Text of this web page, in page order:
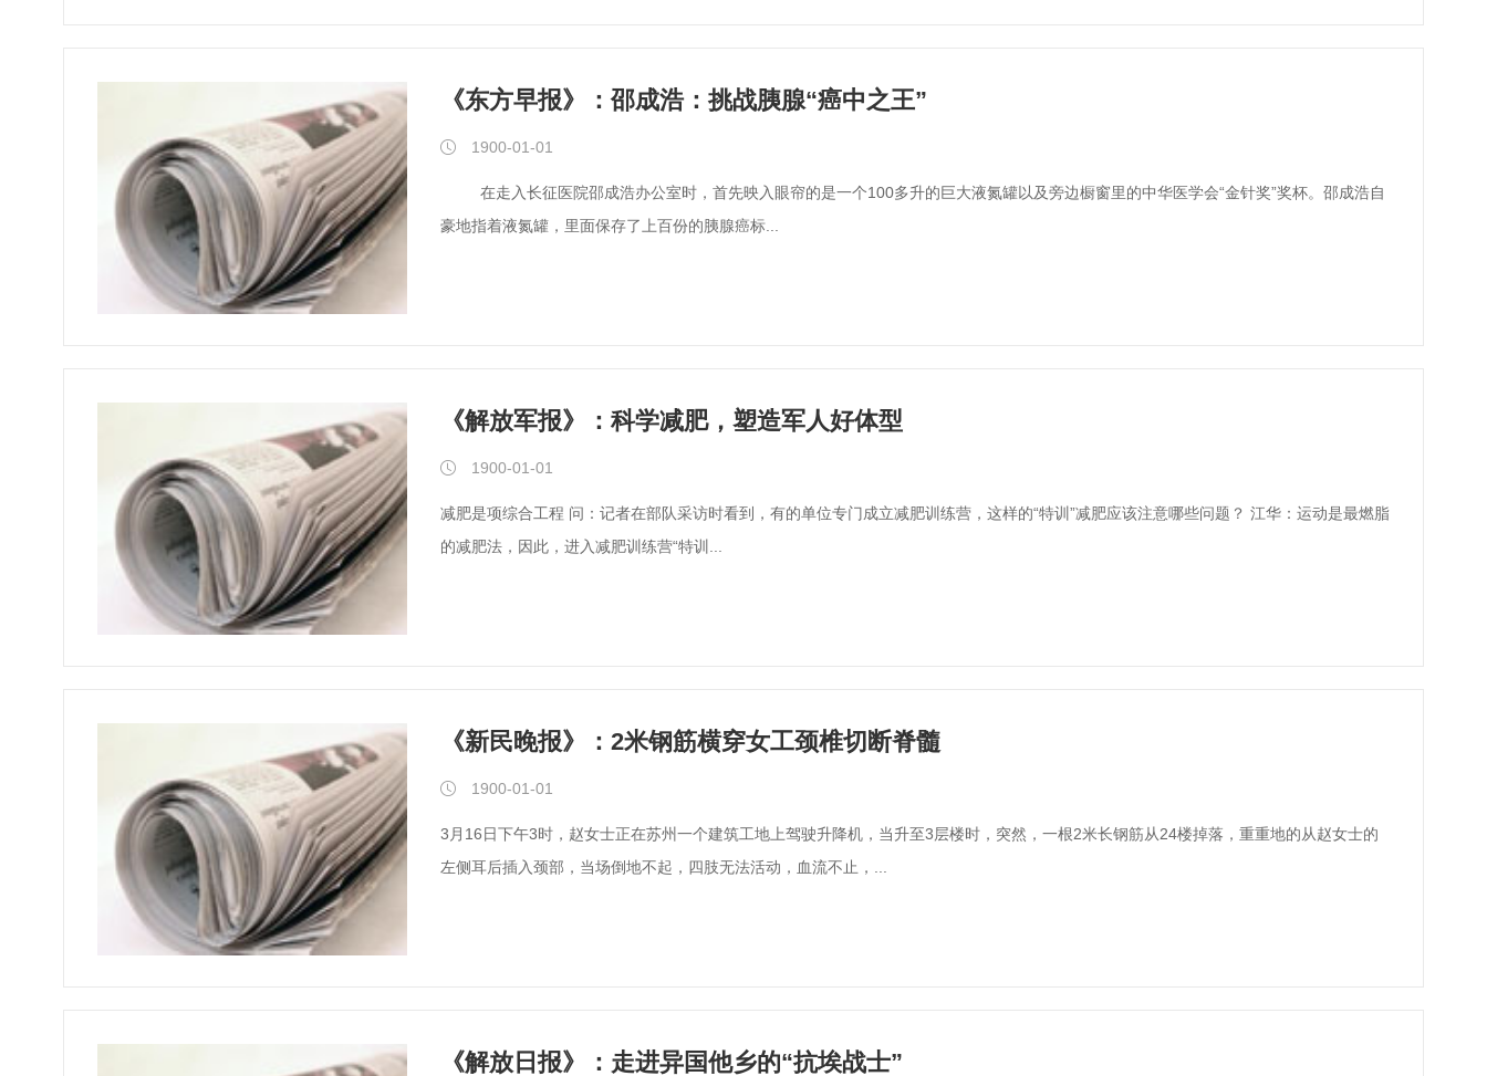
《东方早报》：邵成浩：挑战胰腺“癌中之王”
1900-01-01
豪地指着液氮罐，里面保存了上百份的胰腺癌标...
《解放军报》：科学减肥，塑造军人好体型
1900-01-01
减肥是项综合工程 问：记者在部队采访时看到，有的单位专门成立减肥训练营，这样的“特训”减肥应该注意哪些问题？ 江华：运动是最燃脂
的减肥法，因此，进入减肥训练营“特训...
《新民晚报》：2米钢筋横穿女工颈椎切断脊髓
1900-01-01
3月16日下午3时，赵女士正在苏州一个建筑工地上驾驶升降机，当升至3层楼时，突然，一根2米长钢筋从24楼掉落，重重地的从赵女士的
左侧耳后插入颈部，当场倒地不起，四肢无法活动，血流不止，...
《解放日报》：走进异国他乡的“抗埃战士”